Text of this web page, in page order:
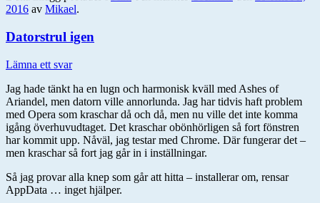
2016 av Mikael.
Datorstrul igen
Lämna ett svar
Jag hade tänkt ha en lugn och harmonisk kväll med Ashes of
Ariandel, men datorn ville annorlunda. Jag har tidvis haft problem
med Opera som kraschar då och då, men nu ville det inte komma
igång överhuvudtaget. Det kraschar obönhörligen så fort fönstren
har kommit upp. Nåväl, jag testar med Chrome. Där fungerar det –
men kraschar så fort jag går in i inställningar.
Så jag provar alla knep som går att hitta – installerar om, rensar
AppData … inget hjälper.